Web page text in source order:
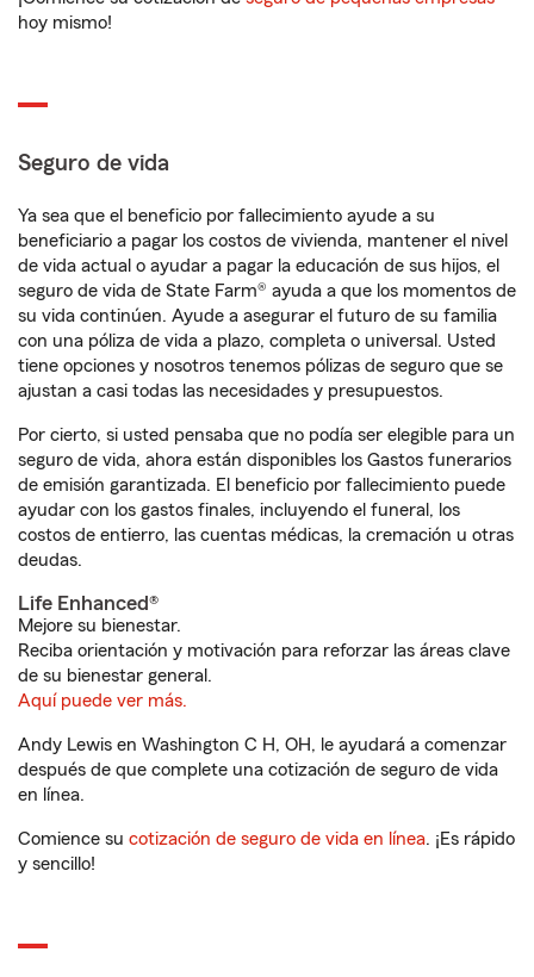
hoy mismo!
Seguro de vida
Ya sea que el beneficio por fallecimiento ayude a su
beneficiario a pagar los costos de vivienda, mantener el nivel
de vida actual o ayudar a pagar la educación de sus hijos, el
seguro de vida de State Farm® ayuda a que los momentos de
su vida continúen. Ayude a asegurar el futuro de su familia
con una póliza de vida a plazo, completa o universal. Usted
tiene opciones y nosotros tenemos pólizas de seguro que se
ajustan a casi todas las necesidades y presupuestos.
Por cierto, si usted pensaba que no podía ser elegible para un
seguro de vida, ahora están disponibles los Gastos funerarios
de emisión garantizada. El beneficio por fallecimiento puede
ayudar con los gastos finales, incluyendo el funeral, los
costos de entierro, las cuentas médicas, la cremación u otras
deudas.
Life Enhanced®
Mejore su bienestar.
Reciba orientación y motivación para reforzar las áreas clave
de su bienestar general.
Aquí puede ver más.
Andy Lewis en Washington C H, OH, le ayudará a comenzar
después de que complete una cotización de seguro de vida
en línea.
Comience su cotización de seguro de vida en línea. ¡Es rápido
y sencillo!